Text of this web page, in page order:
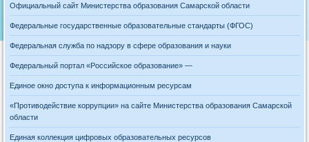
Официальный сайт Министерства образования Самарской области
Федеральные государственные образовательные стандарты (ФГОС)
Федеральная служба по надзору в сфере образования и науки
Федеральный портал «Российское образование» —
Единое окно доступа к информационным ресурсам
«Противодействие коррупции» на сайте Министерства образования Самарской
области
Единая коллекция цифровых образовательных ресурсов